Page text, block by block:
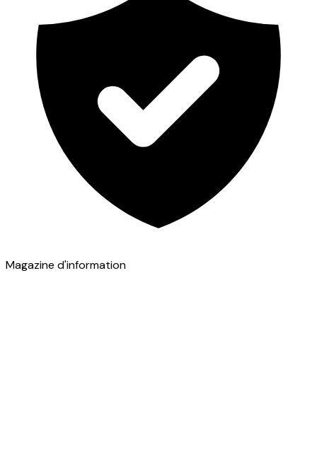
Magazine d'information